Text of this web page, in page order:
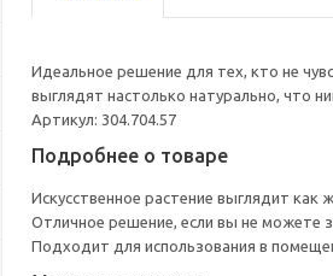
Идеальное решение для тех, кто не
выглядят настолько натурально, что
Артикул: 304.704.57
Подробнее о товаре
Искусственное растение выглядит как
Отличное решение, если вы не можете
Подходит для использования в